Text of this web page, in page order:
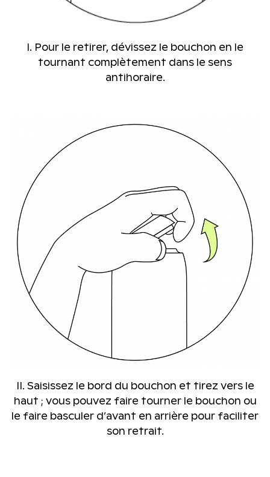
I. Pour le retirer, dévissez le bouchon en le
tournant complètement dans le sens
antihoraire.
II. Saisissez le bord du bouchon et tirez vers le
haut ; vous pouvez faire tourner le bouchon ou
le faire basculer d’avant en arrière pour faciliter
son retrait.